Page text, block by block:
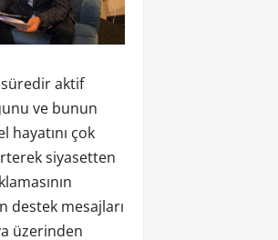
süredir aktif
ve bunun
hayatını çok
siyasetten
destek mesajları
üzerinden